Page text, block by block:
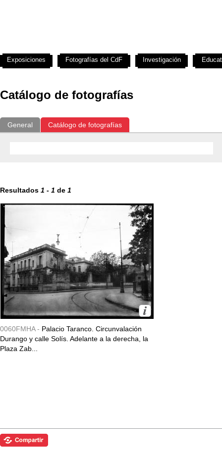
Catálogo de fotografías
General Catálogo de fotografías
Resultados 1 - 1 de 1
0060FMHA - Palacio Taranco. Circunvalación
Durango y calle Solís. Adelante a la derecha, la
Plaza Zab...
Exposiciones Fotografías del CdF Investigación